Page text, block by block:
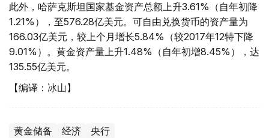
此外，哈萨克斯坦国家基金资产总额上升3.61%（自年初降
1.21%），至576.28亿美元。可自由兑换货币的资产量为
166.03亿美元，较上个月增长5.84%（较2017年12特下降
9.01%）。黄金资产量上升1.48%（自年初增8.45%），达
135.55亿美元。
【编译：冰山】
黄金储备 经济 央行